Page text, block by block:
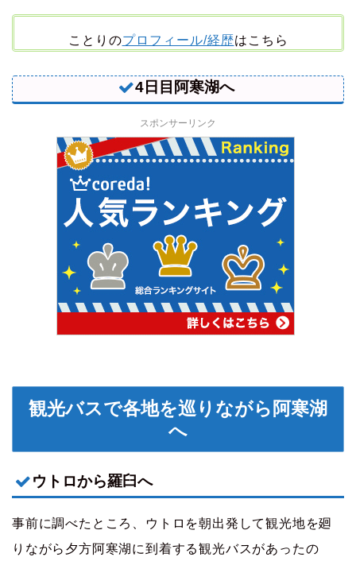
ことりのプロフィール/経歴はこちら
4日目阿寒湖へ
スポンサーリンク
観光バスで各地を巡りながら阿寒湖
へ
ウトロから羅臼へ
事前に調べたところ、ウトロを朝出発して観光地を廻
りながら夕方阿寒湖に到着する観光バスがあったの